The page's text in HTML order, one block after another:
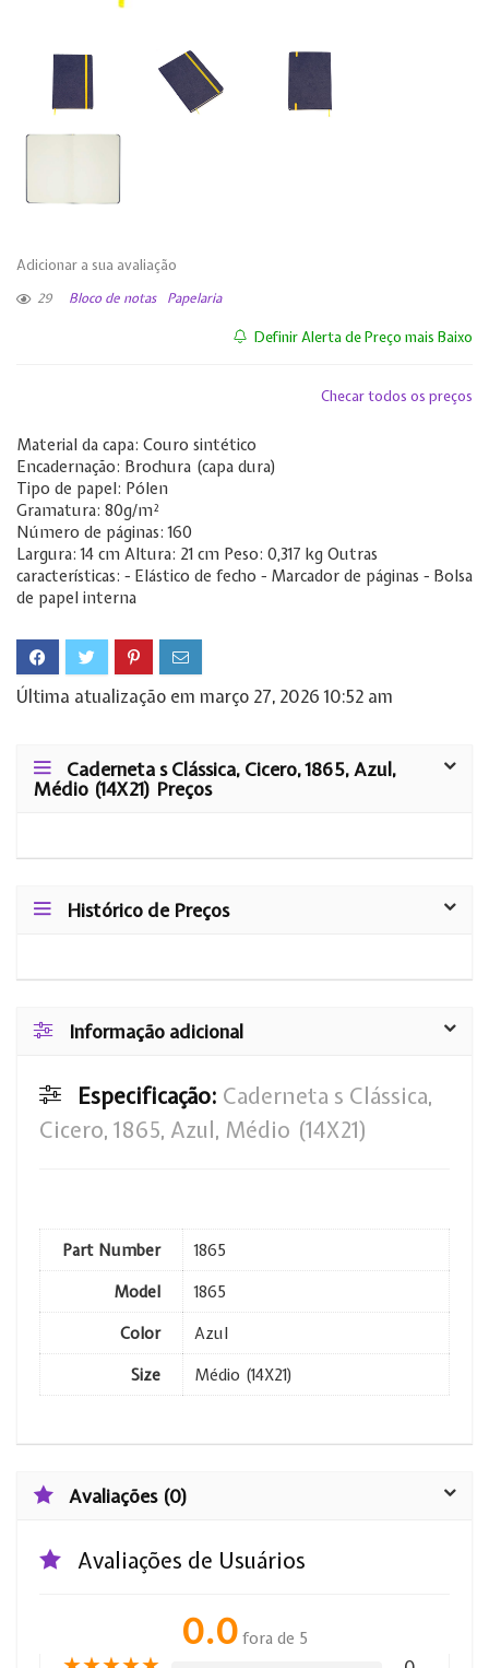
Adicionar a sua avaliação
29 Bloco de notas Papelaria
Definir Alerta de Preço mais Baixo
Checar todos os preços
Material da capa: Couro sintético
Encadernação: Brochura (capa dura)
Tipo de papel: Pólen
Gramatura: 80g/m²
Número de páginas: 160
Largura: 14 cm Altura: 21 cm Peso: 0,317 kg Outras
características: - Elástico de fecho - Marcador de páginas - Bolsa
de papel interna
Última atualização em março 27, 2026 10:52 am
Caderneta s Clássica, Cicero, 1865, Azul,
Médio (14X21) Preços
Histórico de Preços
Informação adicional
Especificação: Caderneta s Clássica,
Cicero, 1865, Azul, Médio (14X21)
Part Number
1865
Model
1865
Color
Azul
Size
Médio (14X21)
Avaliações (0)
Avaliações de Usuários
0.0 fora de 5